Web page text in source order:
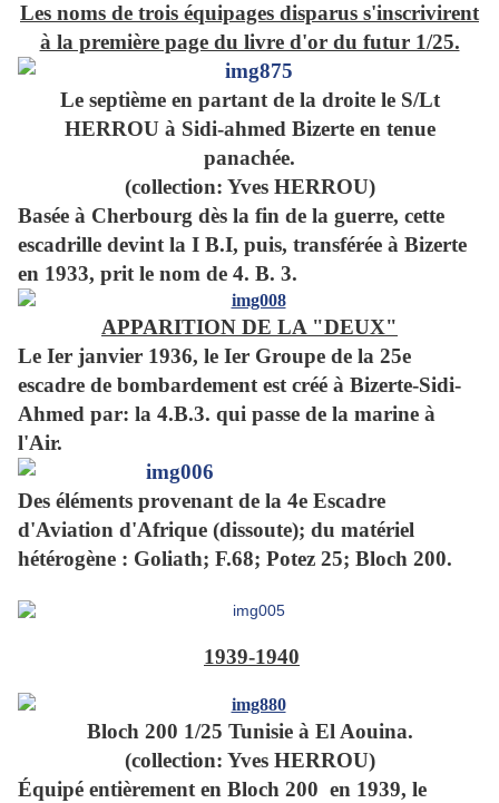
Les noms de trois équipages disparus s'inscrivirent
à la première page du livre d'or du futur 1/25.
Le septième en partant de la droite le S/Lt
HERROU à Sidi-ahmed Bizerte en tenue
panachée.
(collection: Yves HERROU)
Basée à Cherbourg dès la fin de la guerre, cette
escadrille devint la I B.I, puis, transférée à Bizerte
en 1933, prit le nom de 4. B. 3.
APPARITION DE LA "DEUX"
Le Ier janvier 1936, le Ier Groupe de la 25e
escadre de bombardement est créé à Bizerte-Sidi-
Ahmed par: la 4.B.3. qui passe de la marine à
l'Air.
Des éléments provenant de la 4e Escadre
d'Aviation d'Afrique (dissoute); du matériel
hétérogène : Goliath; F.68; Potez 25; Bloch 200.
1939-1940
Bloch 200 1/25 Tunisie à El Aouina.
(collection: Yves HERROU)
Équipé entièrement en Bloch 200 en 1939, le